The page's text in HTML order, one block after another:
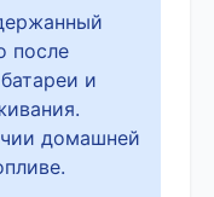
после
и
домашней